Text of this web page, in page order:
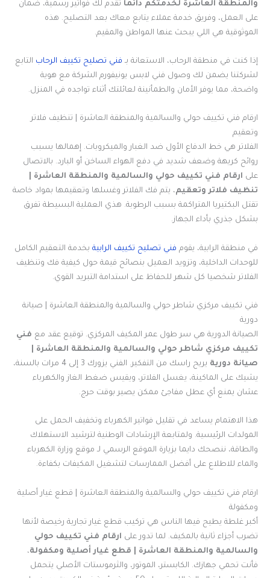
والمنطقة العاشرة لخدمتكم دائماً تقدم لك فواتير رسمية، ضمان
على العمل، وفريق خدمة عملاء يتابع معاك بعد التصليح. هذه
الموثوقية هي اللي يبحث عنها المواطن والمقيم.
إذا كنت في منطقة الرحاب، الاستعانة بـ فني تصليح تكييف الرحاب التابع
لشركتنا يضمن لك وصول فني لابس يونيفورم الشركة مع هوية
واضحة، مما يوفر الأمان والطمأنينة لعائلتك أثناء تواجده في المنزل.
ارقام فني تكييف حولي والسالمية والمنطقة العاشرة | تنظيف فلاتر
وتعقيم
الفلاتر هي خط الدفاع الأول ضد الغبار والميكروبات. إهمالها يسبب
روائح كريهة وضعف شديد في دفع الهواء الساخن أو البارد. بالاتصال
على ارقام فني تكييف حولي والسالمية والمنطقة العاشرة |
تنظيف فلاتر وتعقيم، يتم فك الفلاتر وغسلها وتعقيمها بمواد خاصة
تقتل البكتيريا المتراكمة بسبب الرطوبة. هذي العملية البسيطة تفرق
بشكل جذري بأداء الجهاز.
في منطقة الرابية، يقوم فني تصليح تكييف الرابية بخدمة التعقيم الكامل
للوحدات الداخلية، وتزويد العميل بنصائح قيمة حول كيفية فك وتنظيف
الفلاتر شخصيا كل شهر للحفاظ على استدامة التبريد القوي.
فني تكييف مركزي شاطر حولي والسالمية والمنطقة العاشرة | صيانة
دورية
الصيانة الدورية هي سر طول عمر المكيف المركزي. توقيع عقد مع فني
تكييف مركزي شاطر حولي والسالمية والمنطقة العاشرة |
صيانة دورية
يريح راسك من التفكير. الفني يزورك 3 إلى 4 مرات بالسنة،
يشيك على الماكينة، يغسل الفلاتر، ويقيس ضغط الغاز والكهرباء
عشان يمنع أي عطل مفاجئ ممكن يصير بوقت حرج.
هذا الاهتمام يساعد في تقليل فواتير الكهرباء وتخفيف الحمل على
المولدات الرئيسية. ولمتابعة الإرشادات الوطنية لترشيد الاستهلاك
والطاقة، ننصحك دايما بزيارة الموقع الرسمي لـ موقع وزارة الكهرباء
والماء للاطلاع على أفضل الممارسات لتشغيل المكيفات بكفاءة.
ارقام فني تكييف حولي والسالمية والمنطقة العاشرة | قطع غيار أصلية
ومكفولة
أكبر غلطة يطيح فيها الناس هي تركيب قطع غيار تجارية رخيصة لأنها
تضرب أجزاء ثانية بالمكيف. لما تدور على ارقام فني تكييف حولي
والسالمية والمنطقة العاشرة | قطع غيار أصلية ومكفولة،
فأنت تحمي جهازك. الكابستر، الموتور، والثرموستات الأصلي يتحمل